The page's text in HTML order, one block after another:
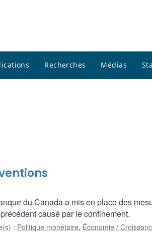
Recherches Médias
du Canada a mis en place des
causé par le confinement.
: Politique monétaire, Économie /